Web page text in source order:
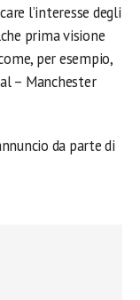
l’interesse degli
prima visione
per esempio,
– Manchester
da parte di